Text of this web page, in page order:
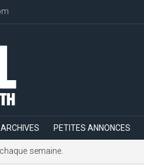
ARCHIVES PETITES ANNONCES
semaine.